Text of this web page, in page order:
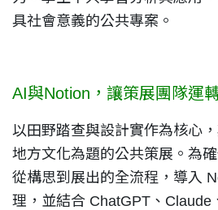
具社會意義的公共專案。
AI與Notion，讓策展團隊運
以田野踏查與設計實作為核心
地方文化為題的公共策展。為
從構思到展出的全流程，導入
理，並結合 ChatGPT、Claude